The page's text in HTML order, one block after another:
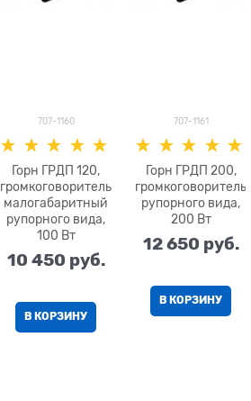
707-1160
Горн ГРДП 120,
громкоговоритель
малогабаритный
рупорного вида,
100 Вт
10 450 руб.
В КОРЗИНУ
707-1161
Горн ГРДП 200,
громкоговоритель
рупорного вида,
200 Вт
12 650 руб.
В КОРЗИНУ